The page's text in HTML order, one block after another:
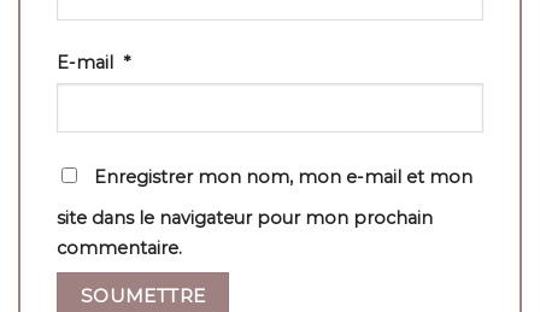
E-mail *
Enregistrer mon nom, mon e-mail et mon
site dans le navigateur pour mon prochain
commentaire.